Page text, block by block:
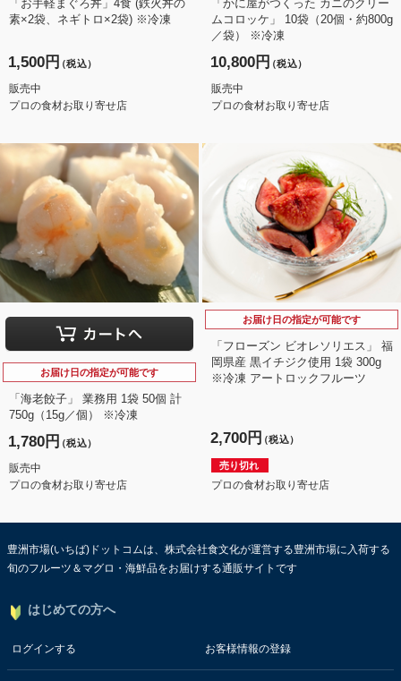
「お手軽まぐろ丼」4食 (鉄火丼の
素×2袋、ネギトロ×2袋) ※冷凍
1,500円（税込）
販売中
プロの食材お取り寄せ店
「かに屋がつくった カニのクリー
ムコロッケ」 10袋（20個・約800g
／袋） ※冷凍
10,800円（税込）
販売中
プロの食材お取り寄せ店
お届け日の指定が可能です
「海老餃子」 業務用 1袋 50個 計
750g（15g／個） ※冷凍
1,780円（税込）
販売中
プロの食材お取り寄せ店
お届け日の指定が可能です
「フローズン ビオレソリエス」 福
岡県産 黒イチジク使用 1袋 300g
※冷凍 アートロックフルーツ
2,700円（税込）
売り切れ
プロの食材お取り寄せ店
豊洲市場(いちば)ドットコムは、株式会社食文化が運営する豊洲市場に入荷する
旬のフルーツ＆マグロ・海鮮品をお届けする通販サイトです
はじめての方へ
ログインする お客様情報の登録